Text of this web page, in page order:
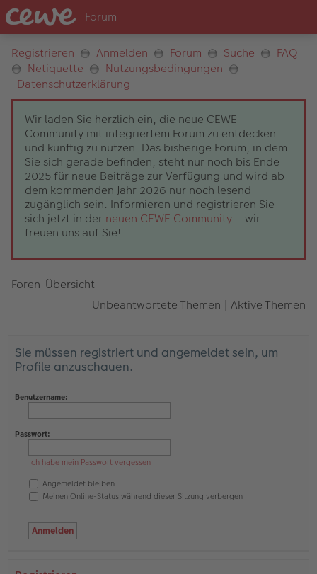
Registrieren Anmelden Forum Suche
FAQ
Netiquette
Nutzungsbedingungen
Datenschutzerklärung
Wir laden Sie herzlich ein, die neue CEWE
Community mit integriertem Forum zu entdecken
und künftig zu nutzen. Das bisherige Forum, in dem
Sie sich gerade befinden, steht nur noch bis Ende
2025 für neue Beiträge zur Verfügung und wird ab
dem kommenden Jahr 2026 nur noch lesend
zugänglich sein. Informieren und registrieren Sie
sich jetzt in der neuen CEWE Community – wir
freuen uns auf Sie!
Foren-Übersicht
Unbeantwortete Themen | Aktive Themen
Sie müssen registriert und angemeldet sein, um
Profile anzuschauen.
Benutzername:
Passwort:
Ich habe mein Passwort vergessen
Angemeldet bleiben
Meinen Online-Status während dieser Sitzung verbergen